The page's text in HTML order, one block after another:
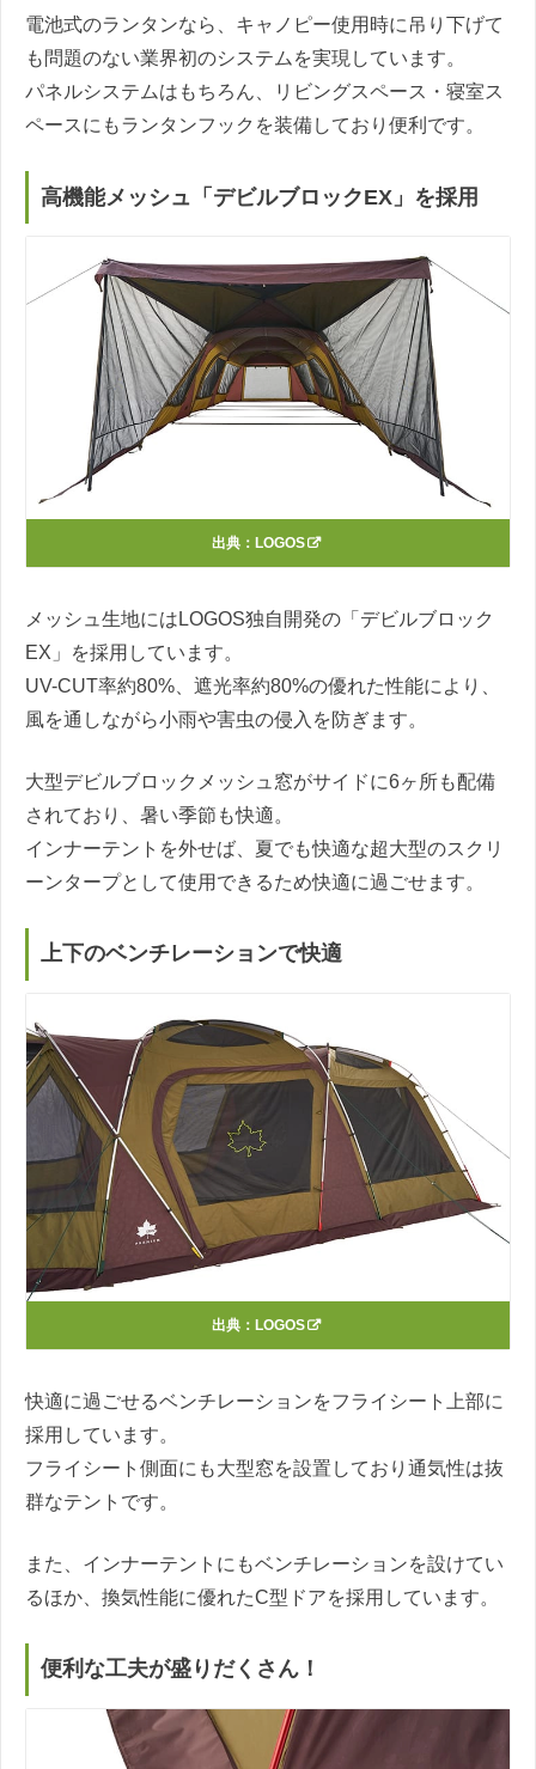
電池式のランタンなら、キャノピー使用時に吊り下げて
も問題のない業界初のシステムを実現しています。
パネルシステムはもちろん、リビングスペース・寝室ス
ペースにもランタンフックを装備しており便利です。
高機能メッシュ「デビルブロックEX」を採用
出典： LOGOS
メッシュ生地にはLOGOS独自開発の「デビルブロック
EX」を採用しています。
UV-CUT率約80%、遮光率約80%の優れた性能により、
風を通しながら小雨や害虫の侵入を防ぎます。
大型デビルブロックメッシュ窓がサイドに6ヶ所も配備
されており、暑い季節も快適。
インナーテントを外せば、夏でも快適な超大型のスクリ
ーンタープとして使用できるため快適に過ごせます。
上下のベンチレーションで快適
出典： LOGOS
快適に過ごせるベンチレーションをフライシート上部に
採用しています。
フライシート側面にも大型窓を設置しており通気性は抜
群なテントです。
また、インナーテントにもベンチレーションを設けてい
るほか、換気性能に優れたC型ドアを採用しています。
便利な工夫が盛りだくさん！